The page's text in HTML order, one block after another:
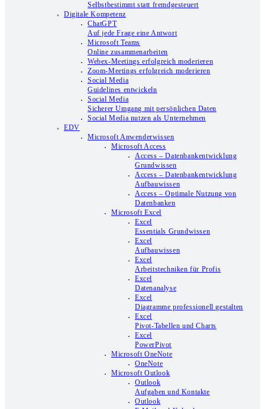
Selbstbestimmt statt fremdgesteuert
Digitale Kompetenz
ChatGPT
Auf jede Frage eine Antwort
Microsoft Teams
Online zusammenarbeiten
Webex-Meetings erfolgreich moderieren
Zoom-Meetings erfolgreich moderieren
Social Media
Guidelines entwickeln
Social Media
Sicherer Umgang mit persönlichen Daten
Social Media nutzen als Unternehmen
EDV
Microsoft Anwenderwissen
Microsoft Access
Access – Datenbankentwicklung
Grundwissen
Access – Datenbankentwicklung
Aufbauwissen
Access – Optimale Nutzung von
Datenbanken
Microsoft Excel
Excel
Essentials Grundwissen
Excel
Aufbauwissen
Excel
Arbeitstechniken für Profis
Excel
Datenanalyse
Excel
Diagramme professionell gestalten
Excel
Pivot-Tabellen und Charts
Excel
PowerPivot
Microsoft OneNote
OneNote
Microsoft Outlook
Outlook
Aufgaben und Kontakte
Outlook